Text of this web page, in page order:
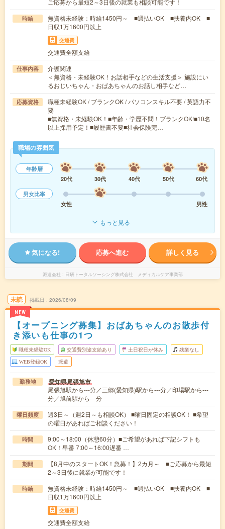
時給
無資格未経験：時給1450円～ ■週払いOK ■扶養内OK ■
日収1万1600円以上
交通費
交通費全額支給
仕事内容
介護関連
＜無資格・未経験OK！お話相手などの生活支援＞ 施設にい
るおじいちゃん・おばあちゃんのお話し相手など…
応募資格
職種未経験OK / ブランクOK / パソコンスキル不要 / 英語力不
要
■無資格・未経験OK！■年齢・学歴不問！ブランクOK!■10名
以上採用予定！■履歴書不要■社会保険完…
職場の雰囲気
年齢層
20代
30代 40代 50代
60代
男女比率
女性
男性
もっと見る
気になる! 応募へ進む 詳しく見る
派遣会社 日研トータルソーシング株式会社 メディカルケア事業部
未読
NEW
掲載日 2026/08/09
【オープニング募集】おばあちゃんのお散歩付
き添いも仕事の1つ
職種未経験OK 交通費別途支給あり 土日祝日が休み 残業なし
WEB登録OK 派遣
勤務地 愛知県尾張旭市
尾張旭駅から---分／三郷(愛知県)駅から---分／印場駅から---
分／旭前駅から---分
曜日頻度
週3日～（週2日～も相談OK） ■曜日固定の相談OK！ ■希望
の曜日があればご相談ください！
時間
9:00～18:00（休憩60分）■ご希望があれば下記シフトも
OK！早番 7:00～16:00遅番 …
期間
【8月中のスタートOK！急募！】2カ月～ ■ご応募から最短
2～3日後に就業が可能です！
時給
無資格未経験：時給1450円～ ■週払いOK ■扶養内OK ■
日収1万1600円以上
交通費
交通費全額支給